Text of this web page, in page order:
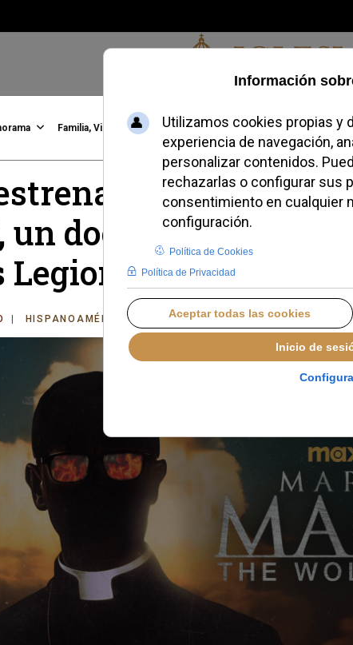
Sábado, 08
Familia, Vida, Identidad Credofobiómetro Blogs Temas
“Marcial
un documental sobre
Legionarios de Cristo
HISPANOAMÉRICA SÁBADO, 16 AGOSTO 2025 13:57